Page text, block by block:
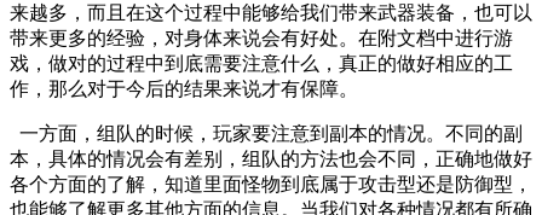
来越多，而且在这个过程中能够给我们带来武器装备，也可以
带来更多的经验，对身体来说会有好处。在附文档中进行游
戏，做对的过程中到底需要注意什么，真正的做好相应的工
作，那么对于今后的结果来说才有保障。
一方面，组队的时候，玩家要注意到副本的情况。不同的副
本，具体的情况会有差别，组队的方法也会不同，正确地做好
各个方面的了解，知道里面怪物到底属于攻击型还是防御型，
也能够了解更多其他方面的信息。当我们对各种情况都有所确